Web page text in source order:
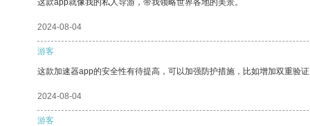
这款app就像我的私人导游，带我领略世界各地的美景。
2024-08-04
游客
这款加速器app的安全性有待提高，可以加强防护措施，比如增加双重验证
2024-08-04
游客